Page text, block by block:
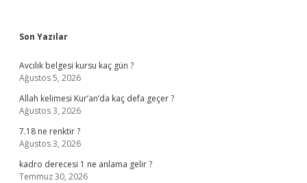
Sidebar
Son Yazılar
Avcılık belgesi kursu kaç gün ?
Ağustos 5, 2026
Allah kelimesi Kur’an’da kaç defa geçer ?
Ağustos 3, 2026
7.18 ne renktir ?
Ağustos 3, 2026
kadro derecesi 1 ne anlama gelir ?
Temmuz 30, 2026